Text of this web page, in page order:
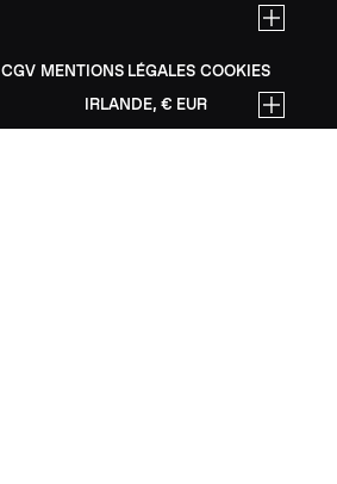
CGV MENTIONS LÉGALES COOKIES
IRLANDE, € EUR